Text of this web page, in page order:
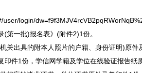
login/
(第一批)报名表》(附件2)1份。
出具的附本人照片的户籍、身份证明)原件
1份，学信网学籍及学位在线验证报告纸